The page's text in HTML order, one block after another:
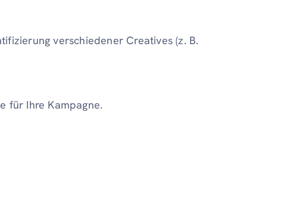
verschiedener Creatives (z. B.
für Ihre Kampagne.